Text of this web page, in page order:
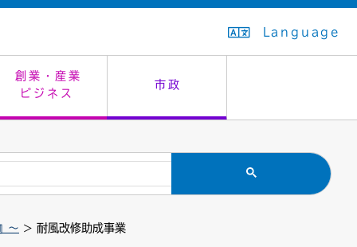
Language
創業・産業
ビジネス
市政
生活排水
市民安全
住居表示
教育委員会
入学式・卒業式
通学区域
救急・夜間診療
感染症
施設予約（まつぼっくり）
はたちの集い
指定管理者制度
公共事業の技術監理
バナー広告
議会
オープンデータ
組織案内
～ > 耐風改修助成事業